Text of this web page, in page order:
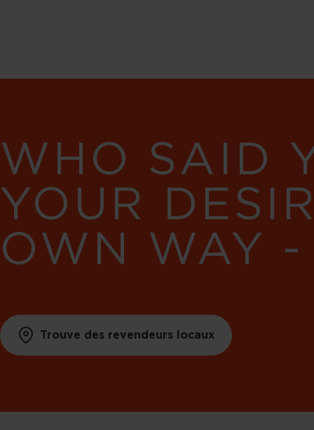
WHO SAID
YOUR
OWN WAY
Trouve des revendeurs locaux